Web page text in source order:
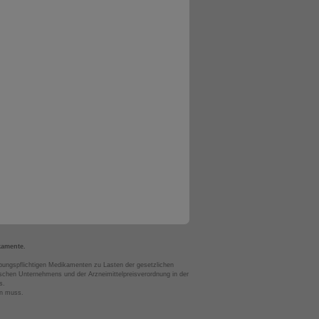
Medikamenten zu Lasten der gesetzlichen
Unternehmens und der Arzneimittelpreisverordnung in der
muss.